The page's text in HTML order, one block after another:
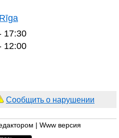
17:30
12:00
Сообщить о нарушении
Www версия